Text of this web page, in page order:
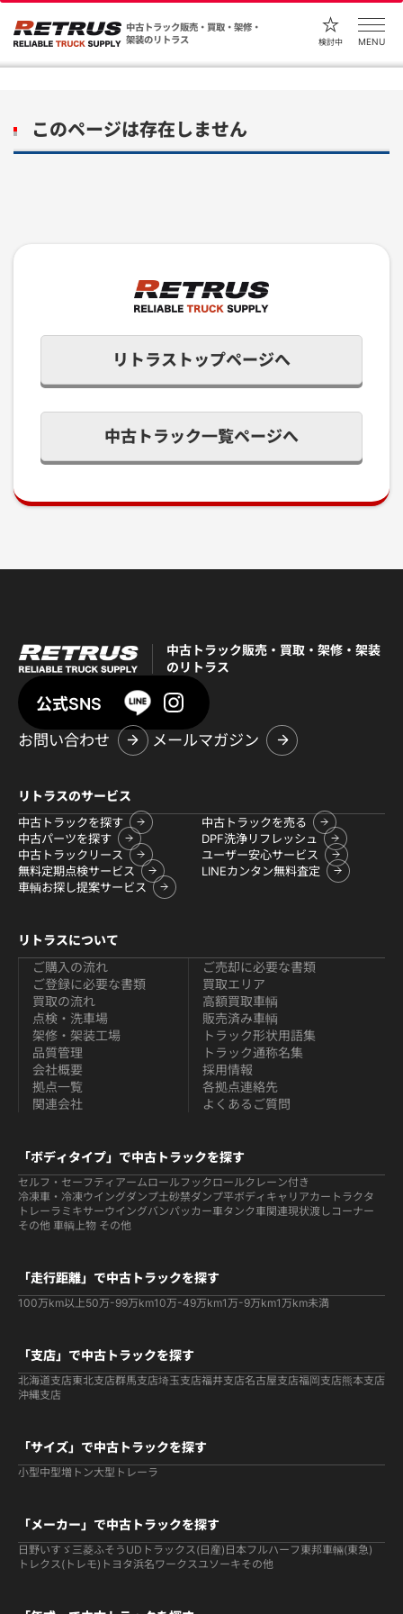
中古トラック販売・買取・架修・
架装のリトラス
検討中 MENU
このページは存在しません
リトラストップページへ
中古トラック一覧ページへ
中古トラック販売・買取・架修・架装
のリトラス
公式SNS
お問い合わせ
メールマガジン
リトラスのサービス
中古トラックを探す
中古トラックを売る
中古パーツを探す
DPF洗浄リフレッシュ
中古トラックリース
ユーザー安心サービス
無料定期点検サービス
LINEカンタン無料査定
車輌お探し提案サービス
リトラスについて
ご購入の流れ
ご登録に必要な書類
買取の流れ
ご売却に必要な書類
買取エリア
高額買取車輌
点検・洗車場
架修・架装工場
品質管理
販売済み車輌
トラック形状用語集
トラック通称名集
会社概要
拠点一覧
関連会社
採用情報
各拠点連絡先
よくあるご質問
「ボディタイプ」で中古トラックを探す
セルフ・セーフティ アームロールフックロールクレーン付き
冷凍車・冷凍ウイングダンプ土砂禁ダンプ平ボディ キャリアカー トラクタ
トレーラ ミキサーウイングバンパッカー車タンク車関連現状渡しコーナー
その他 車輌上物 その他
「走行距離」で中古トラックを探す
100万km以上50万-99万km10万-49万km1万-9万km1万km未満
「支店」で中古トラックを探す
北海道支店東北支店群馬支店埼玉支店福井支店名古屋支店福岡支店熊本支店
沖縄支店
「サイズ」で中古トラックを探す
小型中型増トン大型 トレーラ
「メーカー」で中古トラックを探す
日野いすゞ 三菱ふそう UDトラックス(日産) 日本フルハーフ 東邦車輛(東急)
トレクス(トレモ) トヨタ浜名ワークスユソーキその他